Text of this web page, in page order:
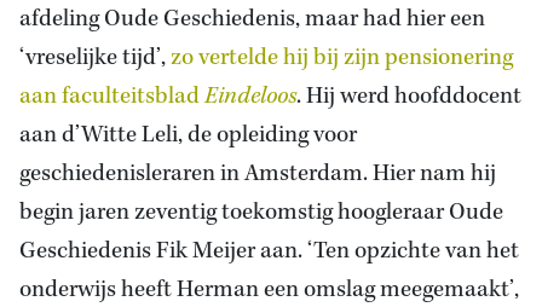
afdeling Oude Geschiedenis, maar had hier een
‘vreselijke tijd’,zo vertelde hij bij zijn pensionering
aan faculteitsbladEindeloos. Hij werd hoofddocent
aan d’Witte Leli, de opleiding voor
geschiedenisleraren in Amsterdam. Hier nam hij
begin jaren zeventig toekomstig hoogleraar Oude
Geschiedenis Fik Meijer aan. ‘Ten opzichte van het
onderwijs heeft Herman een omslag meegemaakt’,